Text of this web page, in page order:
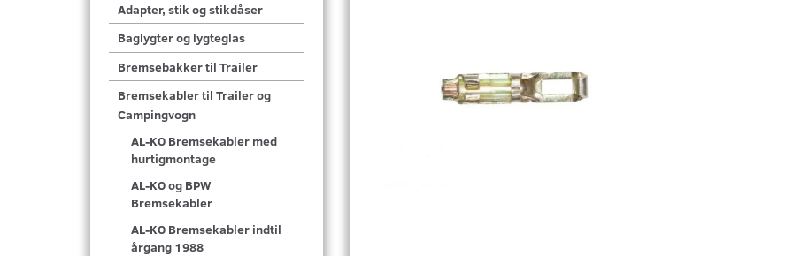
Adapter, stik og stikdåser
Baglygter og lygteglas
Bremsebakker til Trailer
Bremsekabler til Trailer og
Campingvogn
AL-KO Bremsekabler med
hurtigmontage
AL-KO og BPW
Bremsekabler
AL-KO Bremsekabler indtil
årgang 1988